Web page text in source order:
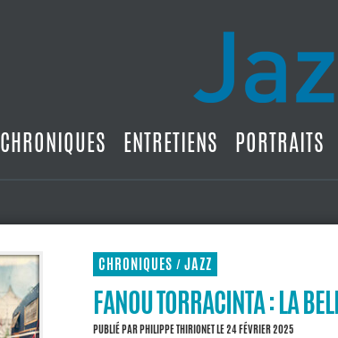
CHRONIQUES ENTRETIENS PORTRAITS
CHRONIQUES / JAZZ
FANOU TORRACINTA : LA
PUBLIÉ PARPHILIPPE THIRIONETLE 24 FÉVRIER 2025